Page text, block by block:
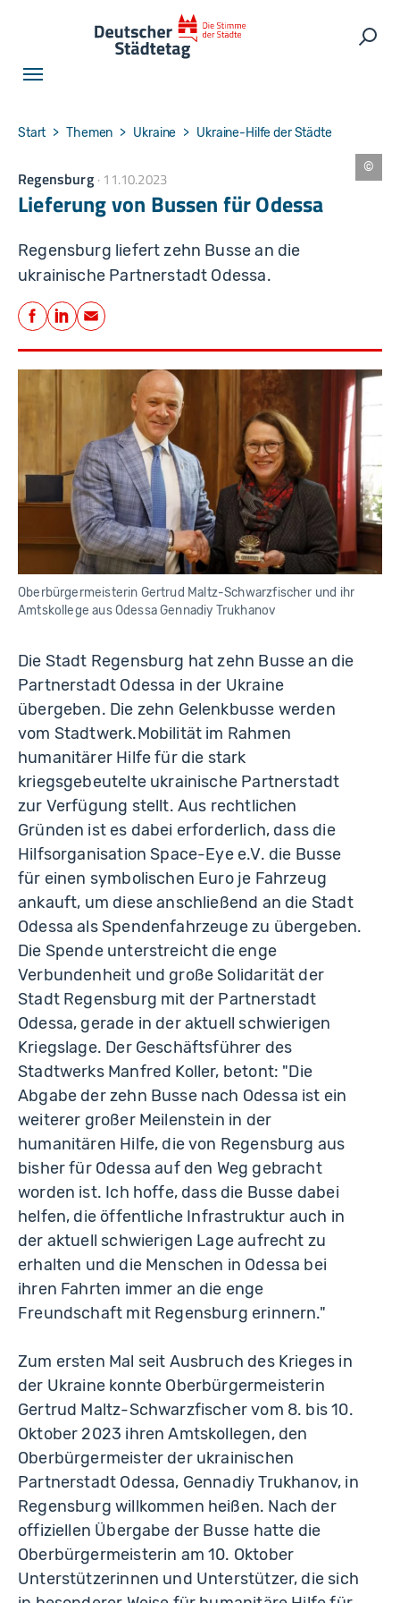
You are here:
Start Themen Ukraine Ukraine-Hilfe der Städte
Regensburg 11.10.2023
Lieferung von Bussen für Odessa
Regensburg liefert zehn Busse an die
ukrainische Partnerstadt Odessa.
Teilen
Facebook
LinkedIn
E-Mail
B
n
S
t
d
e
s
b
u
r
Oberbürgermeisterin Gertrud Maltz-Schwarzfischer und ihr
Amtskollege aus Odessa Gennadiy Trukhanov
Die Stadt Regensburg hat zehn Busse an die
Partnerstadt Odessa in der Ukraine
übergeben. Die zehn Gelenkbusse werden
vom Stadtwerk.Mobilität im Rahmen
humanitärer Hilfe für die stark
kriegsgebeutelte ukrainische Partnerstadt
zur Verfügung stellt. Aus rechtlichen
Gründen ist es dabei erforderlich, dass die
Hilfsorganisation Space-Eye e.V. die Busse
für einen symbolischen Euro je Fahrzeug
ankauft, um diese anschließend an die Stadt
Odessa als Spendenfahrzeuge zu übergeben.
Die Spende unterstreicht die enge
Verbundenheit und große Solidarität der
Stadt Regensburg mit der Partnerstadt
Odessa, gerade in der aktuell schwierigen
Kriegslage. Der Geschäftsführer des
Stadtwerks Manfred Koller, betont: "Die
Abgabe der zehn Busse nach Odessa ist ein
weiterer großer Meilenstein in der
humanitären Hilfe, die von Regensburg aus
bisher für Odessa auf den Weg gebracht
worden ist. Ich hoffe, dass die Busse dabei
helfen, die öffentliche Infrastruktur auch in
der aktuell schwierigen Lage aufrecht zu
erhalten und die Menschen in Odessa bei
ihren Fahrten immer an die enge
Freundschaft mit Regensburg erinnern."
Zum ersten Mal seit Ausbruch des Krieges in
der Ukraine konnte Oberbürgermeisterin
Gertrud Maltz-Schwarzfischer vom 8. bis 10.
Oktober 2023 ihren Amtskollegen, den
Oberbürgermeister der ukrainischen
Partnerstadt Odessa, Gennadiy Trukhanov, in
Regensburg willkommen heißen. Nach der
offiziellen Übergabe der Busse hatte die
Oberbürgermeisterin am 10. Oktober
Unterstützerinnen und Unterstützer, die sich